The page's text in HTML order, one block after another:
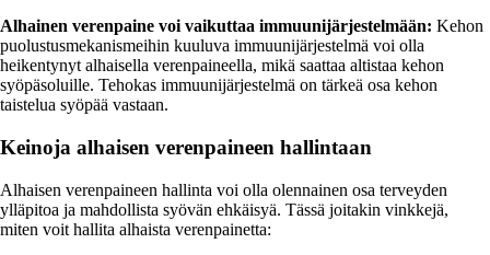
Alhainen verenpaine voi vaikuttaa immuunijärjestelmään: Kehon
puolustusmekanismeihin kuuluva immuunijärjestelmä voi olla
heikentynyt alhaisella verenpaineella, mikä saattaa altistaa kehon
syöpäsoluille. Tehokas immuunijärjestelmä on tärkeä osa kehon
taistelua syöpää vastaan.
Keinoja alhaisen verenpaineen hallintaan
Alhaisen verenpaineen hallinta voi olla olennainen osa terveyden
ylläpitoa ja mahdollista syövän ehkäisyä. Tässä joitakin vinkkejä,
miten voit hallita alhaista verenpainetta: